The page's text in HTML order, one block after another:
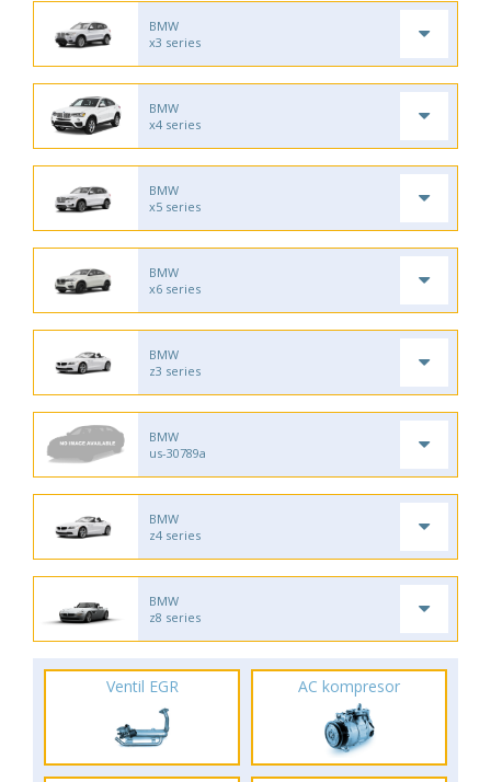
BMW
x3 series
BMW
x4 series
BMW
x5 series
BMW
x6 series
BMW
z3 series
BMW
us-30789a
BMW
z4 series
BMW
z8 series
Ventil EGR AC kompresor